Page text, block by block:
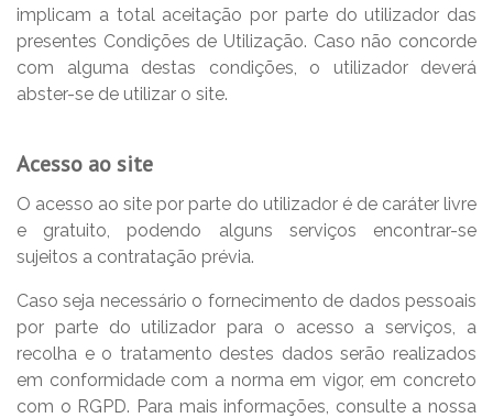
implicam a total aceitação por parte do utilizador das
presentes Condições de Utilização. Caso não concorde
com alguma destas condições, o utilizador deverá
abster-se de utilizar o site.
Acesso ao site
O acesso ao site por parte do utilizador é de caráter livre
e gratuito, podendo alguns serviços encontrar-se
sujeitos a contratação prévia.
Caso seja necessário o fornecimento de dados pessoais
por parte do utilizador para o acesso a serviços, a
recolha e o tratamento destes dados serão realizados
em conformidade com a norma em vigor, em concreto
com o RGPD. Para mais informações, consulte a nossa